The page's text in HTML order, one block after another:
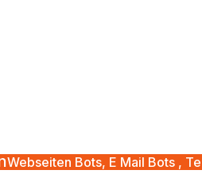
Webseiten Bots, E Mail Bots ,